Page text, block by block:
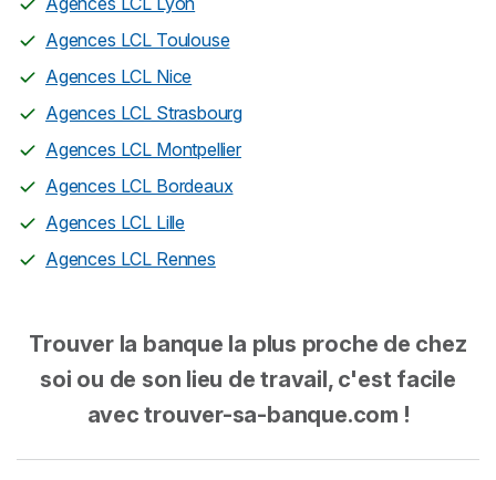
Agences LCL Toulouse
Agences LCL Nice
Agences LCL Strasbourg
Agences LCL Montpellier
Agences LCL Bordeaux
Agences LCL Lille
Agences LCL Rennes
Trouver la banque la plus proche de chez
soi ou de son lieu de travail, c'est facile
avec trouver-sa-banque.com !